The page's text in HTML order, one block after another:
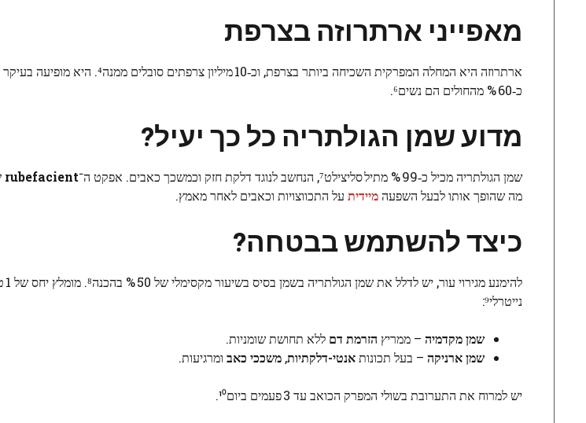
מאפייני ארתרוזה בצרפת
כ‑60 % מהחולים הם נשים⁶.
מדועשמן הגולתריה כל כך יעיל?
שמן הגולתריה מכיל כ‑99 % מתיל סליצילט⁷, הנחשב לנוגד דלקת חזק וכמשכך כאבים. אפקט ה־ rubefacient
מה שהופך אותו לבעל השפעהמיידית על התכווצויות וכאבים לאחר מאמץ.
כיצדלהשתמשבבטחה?
נייטרלי⁹:
שמן מקדמיה – ממריץ הזרמת דם ללא תחושת שומניות.
שמן ארניקה – בעל תכונותאנטי-דלקתיות, משככי כאב ומרגיעות.
יש למרוח את התערובת בשולי המפרק הכואב עד 3 פעמים ביום¹⁰.